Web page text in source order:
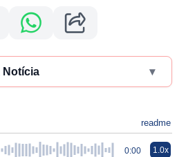
Notícia ▾
readme
0:00 1.0x